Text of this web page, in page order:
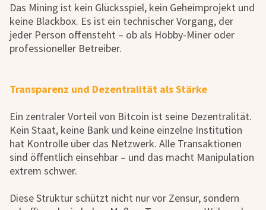
Das Mining ist kein Glücksspiel, kein Geheimprojekt und
keine Blackbox. Es ist ein technischer Vorgang, der
jeder Person offensteht – ob als Hobby-Miner oder
professioneller Betreiber.
Transparenz und Dezentralität als Stärke
Ein zentraler Vorteil von Bitcoin ist seine Dezentralität.
Kein Staat, keine Bank und keine einzelne Institution
hat Kontrolle über das Netzwerk. Alle Transaktionen
sind öffentlich einsehbar – und das macht Manipulation
extrem schwer.
Diese Struktur schützt nicht nur vor Zensur, sondern